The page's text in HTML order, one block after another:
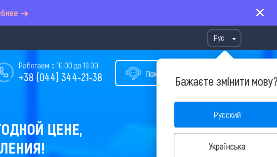
Рус
Бажаєте змінити
Русский
Українська
Помощь в подборе тура
Работаем с 10:00 до 19:00
+38 (044) 344-21-38
ЦЕНЕ,